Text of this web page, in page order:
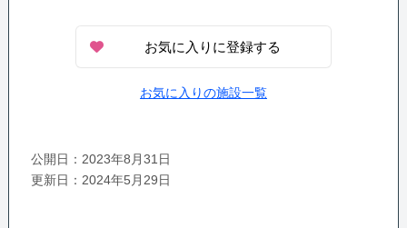
お気に入りに登録する
お気に入りの施設一覧
公開日：2023年8月31日
更新日：2024年5月29日